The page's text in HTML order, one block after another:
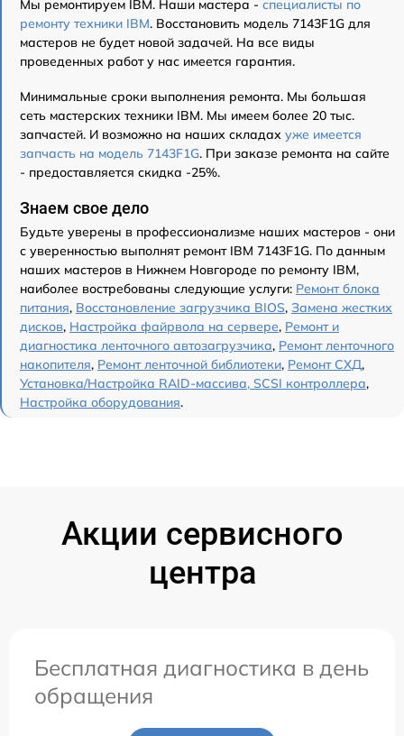
Мы ремонтируем IBM. Наши мастера - специалисты по
ремонту техники IBM. Восстановить модель 7143F1G для
мастеров не будет новой задачей. На все виды
проведенных работ у нас имеется гарантия.
Минимальные сроки выполнения ремонта. Мы большая
сеть мастерских техники IBM. Мы имеем более 20 тыс.
запчастей. И возможно на наших складах уже имеется
запчасть на модель 7143F1G. При заказе ремонта на сайте
- предоставляется скидка -25%.
Знаем свое дело
Будьте уверены в профессионализме наших мастеров - они
с уверенностью выполнят ремонт IBM 7143F1G. По данным
наших мастеров в Нижнем Новгороде по ремонту IBM,
наиболее востребованы следующие услуги: Ремонт блока
питания, Восстановление загрузчика BIOS, Замена жестких
дисков, Настройка файрвола на сервере, Ремонт и
диагностика ленточного автозагрузчика, Ремонт ленточного
накопителя, Ремонт ленточной библиотеки, Ремонт СХД,
Установка/Настройка RAID-массива, SCSI контроллера,
Настройка оборудования.
Акции сервисного
центра
Бесплатная диагностика в день
обращения